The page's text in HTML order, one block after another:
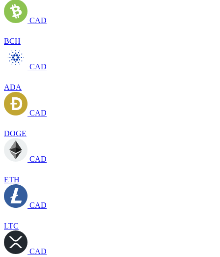
CAD
BCH
CAD
ADA
CAD
DOGE
CAD
ETH
CAD
LTC
CAD